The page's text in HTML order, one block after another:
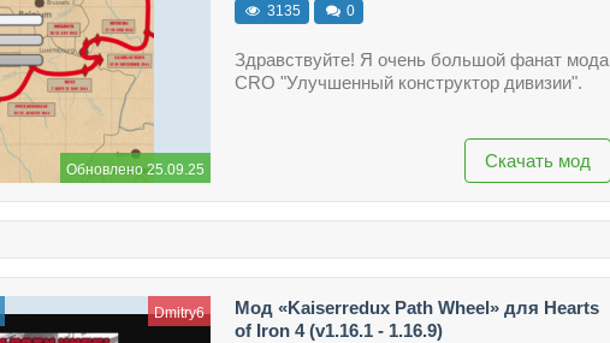
Обновлено 25.09.25
3135
0
Здравствуйте! Я очень большой фанат мода
CRO "Улучшенный конструктор дивизии".
Скачать мод
Dmitry6
Мод «Kaiserredux Path Wheel» для Hearts
of Iron 4 (v1.16.1 - 1.16.9)